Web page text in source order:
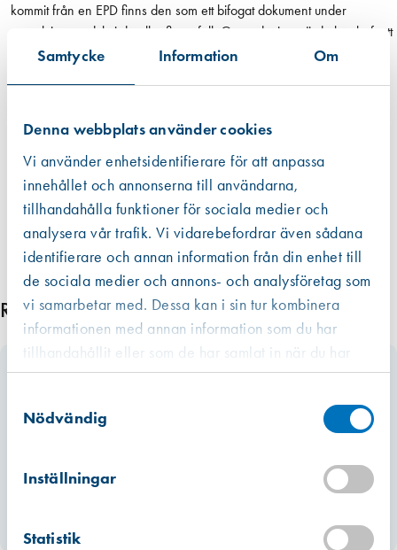
Samtycke Information Om
Denna webbplats använder cookies
Vi använder enhetsidentifierare för att anpassa
innehållet och annonserna till användarna,
tillhandahålla funktioner för sociala medier och
analysera vår trafik. Vi vidarebefordrar även sådana
identifierare och annan information från din enhet till
de sociala medier och annons- och analysföretag som
vi samarbetar med. Dessa kan i sin tur kombinera
informationen med annan information som du har
tillhandahållit eller som de har samlat in när du har
använt deras tjänster.
Nödvändig
Inställningar
Statistik
kommit från en EPD finns den som ett bifogat dokument under
respektive produkt i de allra flesta fall. Om redovisat värde har haft ett
intervall eller om råvarans ursprung inte kunnat säkerställas har vi av
Relaterade produkter
Miljömärkt
Finns i lager (1 st)
Förväntad leverans: 2026-08-11
Hitta hit
Hitta hit